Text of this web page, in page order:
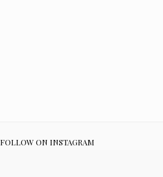
FOLLOW ON INSTAGRAM